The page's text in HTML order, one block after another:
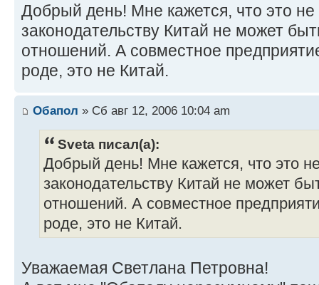
Добрый день! Мне кажется, что это
законодательству Китай не может
отношений. А совместное
роде, это не Китай.
Обапол » Сб авг 12, 2006 10:04 am
Sveta писал(а):
Добрый день! Мне кажется, что это
законодательству Китай не может
отношений. А совместное
роде, это не Китай.
Уважаемая Светлана Петровна!